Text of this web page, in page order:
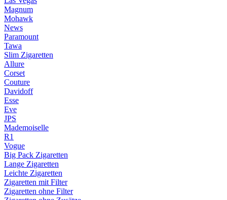
Magnum
Mohawk
News
Paramount
Tawa
Slim Zigaretten
Allure
Corset
Couture
Davidoff
Esse
Eve
JPS
Mademoiselle
R1
Vogue
Big Pack Zigaretten
Lange Zigaretten
Leichte Zigaretten
Zigaretten mit Filter
Zigaretten ohne Filter